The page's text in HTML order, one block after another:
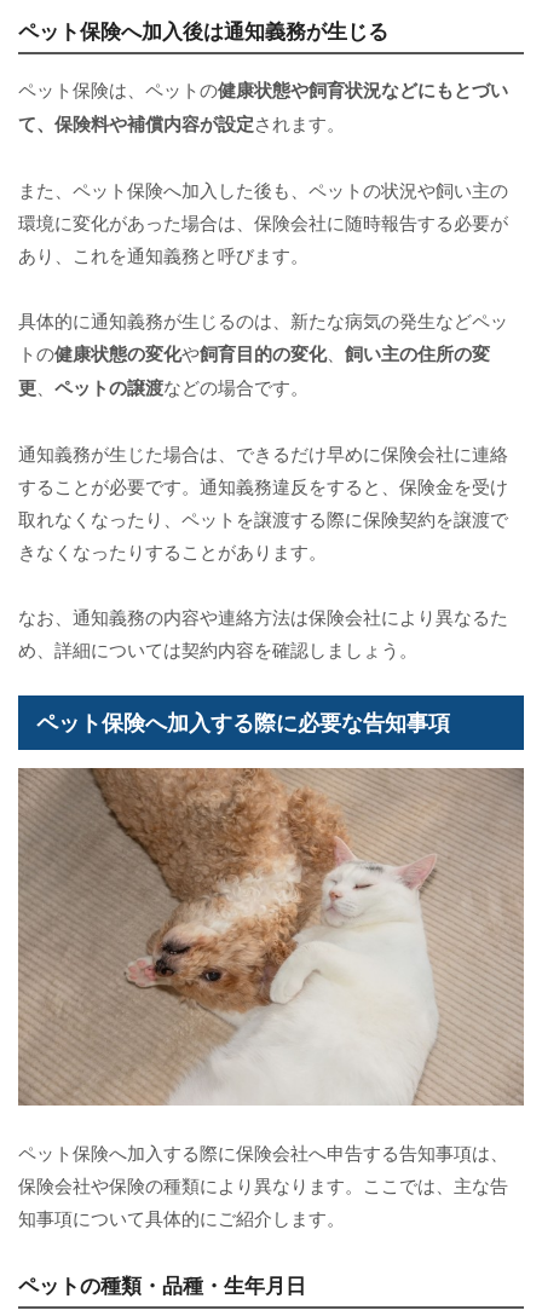
ペット保険へ加入後は通知義務が生じる
ペット保険は、ペットの健康状態や飼育状況などにもとづい
て、保険料や補償内容が設定されます。
また、ペット保険へ加入した後も、ペットの状況や飼い主の
環境に変化があった場合は、保険会社に随時報告する必要が
あり、これを通知義務と呼びます。
具体的に通知義務が生じるのは、新たな病気の発生などペッ
トの健康状態の変化や飼育目的の変化、 飼い主の住所の変
更、 ペットの譲渡などの場合です。
通知義務が生じた場合は、できるだけ早めに保険会社に連絡
することが必要です。通知義務違反をすると、保険金を受け
取れなくなったり、ペットを譲渡する際に保険契約を譲渡で
きなくなったりすることがあります。
なお、通知義務の内容や連絡方法は保険会社により異なるた
め、詳細については契約内容を確認しましょう。
ペット保険へ加入する際に必要な告知事項
ペット保険へ加入する際に保険会社へ申告する告知事項は、
保険会社や保険の種類により異なります。ここでは、主な告
知事項について具体的にご紹介します。
ペットの種類・品種・生年月日